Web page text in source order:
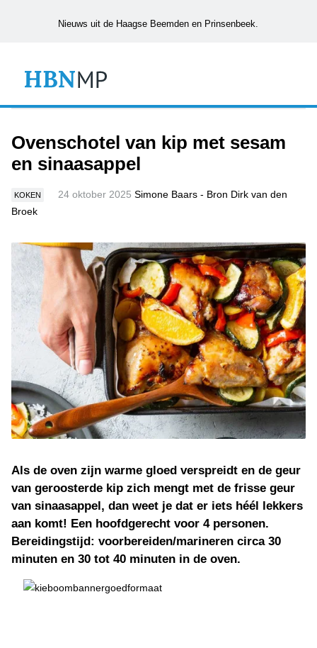
Nieuws uit de Haagse Beemden en Prinsenbeek.
Ovenschotel van kip met sesam
en sinaasappel
KOKEN 24 oktober 2025 Simone Baars - Bron Dirk van den
Broek
Als de oven zijn warme gloed verspreidt en de geur
van geroosterde kip zich mengt met de frisse geur
van sinaasappel, dan weet je dat er iets héél lekkers
aan komt! Een hoofdgerecht voor 4 personen.
Bereidingstijd: voorbereiden/marineren circa 30
minuten en 30 tot 40 minuten in de oven.